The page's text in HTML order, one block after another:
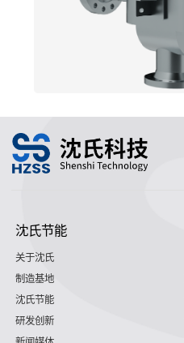
沈氏节能
关于沈氏
制造基地
沈氏节能
研发创新